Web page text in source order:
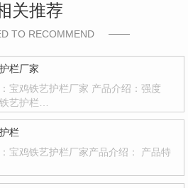
关推荐
TO RECOMMEND
栏厂家
宝鸡铁艺护栏厂家 产品介绍：强度
艺护栏…
栏
宝鸡铁艺护栏厂家产品介绍： 产品特